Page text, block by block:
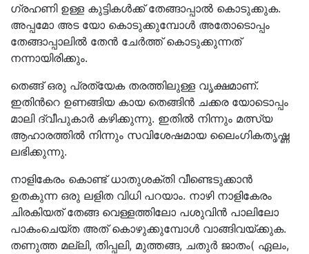
ഗ്രഹണി ഉള്ള കുട്ടികൾക്ക് തേങ്ങാപ്പാൽ കൊടുക്കുക.
അപ്പമോ അട യോ കൊടുക്കുമ്പോൾ അതോടൊപ്പം
തേങ്ങാപ്പാലിൽ തേൻ ചേർത്ത് കൊടുക്കുന്നത്
നന്നായിരിക്കും.
തെങ്ങ് ഒരു പ്രത്യേക തരത്തിലുള്ള വൃക്ഷമാണ്.
ഇതിൻറെ ഉണങ്ങിയ കായ തെങ്ങിൻ ചക്കര യോടൊപ്പം
മാലി ദ്വീപുകാർ കഴിക്കുന്നു. ഇതിൽ നിന്നും മത്സ്യ
ആഹാരത്തിൽ നിന്നും സവിശേഷമായ ലൈംഗികതൃഷ്ണ
ലഭിക്കുന്നു.
നാളികേരം കൊണ്ട് ധാതുശക്തി വീണ്ടെടുക്കാൻ
ഉതകുന്ന ഒരു ലളിത വിധി പറയാം. നാഴി നാളികേരം
ചിരകിയത് തേങ്ങ വെള്ളത്തിലോ പശുവിൻ പാലിലോ
പാകംചെയ്ത അത് കൊഴുക്കുമ്പോൾ വാങ്ങിവയ്ക്കുക.
തണുത്ത മല്ലി, തിപ്പലി, മുത്തങ്ങ, ചതുർ ജാതം( ഏലം,